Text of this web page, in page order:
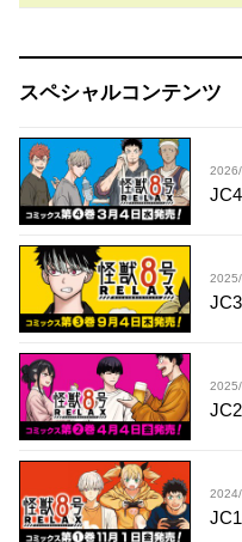
スペシャルコンテンツ